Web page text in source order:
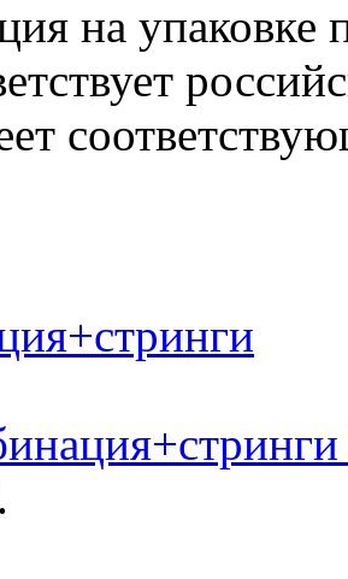
на упаковке